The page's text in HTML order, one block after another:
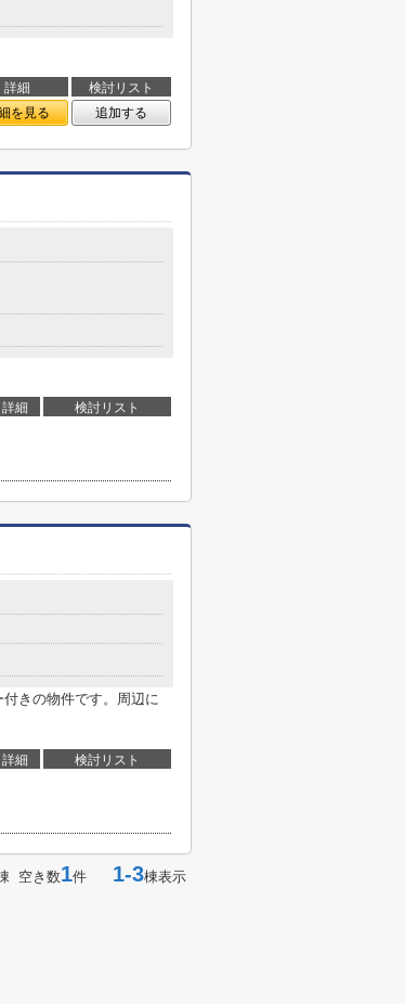
詳細
検討リスト
を見る 追加する
詳細 検討リスト
きの物件です。周辺に
詳細 検討リスト
空き数1件 1-3棟表示